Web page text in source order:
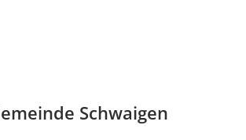
Schwaigen